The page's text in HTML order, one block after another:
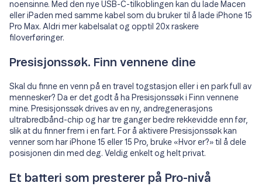
noensinne. Med den nye USB-C-tilkoblingen kan du lade Macen
eller iPaden med samme kabel som du bruker til å lade iPhone 15
Pro Max. Aldri mer kabelsalat og opptil 20x raskere
filoverføringer.
Presisjonssøk. Finn vennene dine
Skal du finne en venn på en travel togstasjon eller i en park full av
mennesker? Da er det godt å ha Presisjonssøk i Finn vennene
mine. Presisjonssøk drives av en ny, andregenerasjons
ultrabredbånd-chip og har tre ganger bedre rekkevidde enn før,
slik at du finner frem i en fart. For å aktivere Presisjonssøk kan
venner som har iPhone 15 eller 15 Pro, bruke «Hvor er?» til å dele
posisjonen din med deg. Veldig enkelt og helt privat.
Et batteri som presterer på Pro-nivå